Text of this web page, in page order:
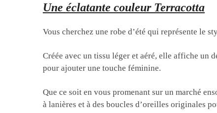
Une éclatante couleur Terracotta
Vous cherchez une robe d’été qui représente le
Créée avec un tissu léger et aéré, elle affiche un
pour ajouter une touche féminine.
Que ce soit en vous promenant sur un marché
à lanières et à des boucles d’oreilles originales